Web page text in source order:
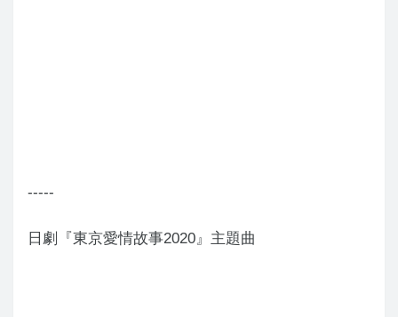
-----
日劇『東京愛情故事2020』主題曲